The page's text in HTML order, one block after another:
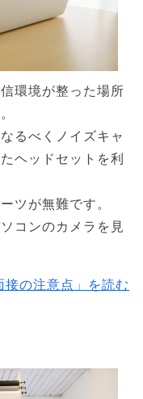
環境が整った場所
るべくノイズキャ
ヘッドセットを利
ツが無難です。
コンのカメラを見
接の注意点」を読む